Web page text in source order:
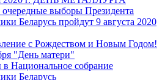
выборы Президента
Беларусь пройдут 9 августа 2020
с Рождеством и Новым Годом!
"День матери"
Национальное собрание
Беларусь